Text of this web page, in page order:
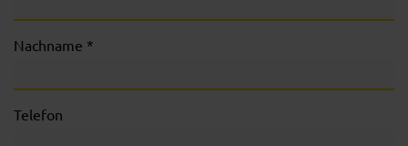
Nachname *
Telefon